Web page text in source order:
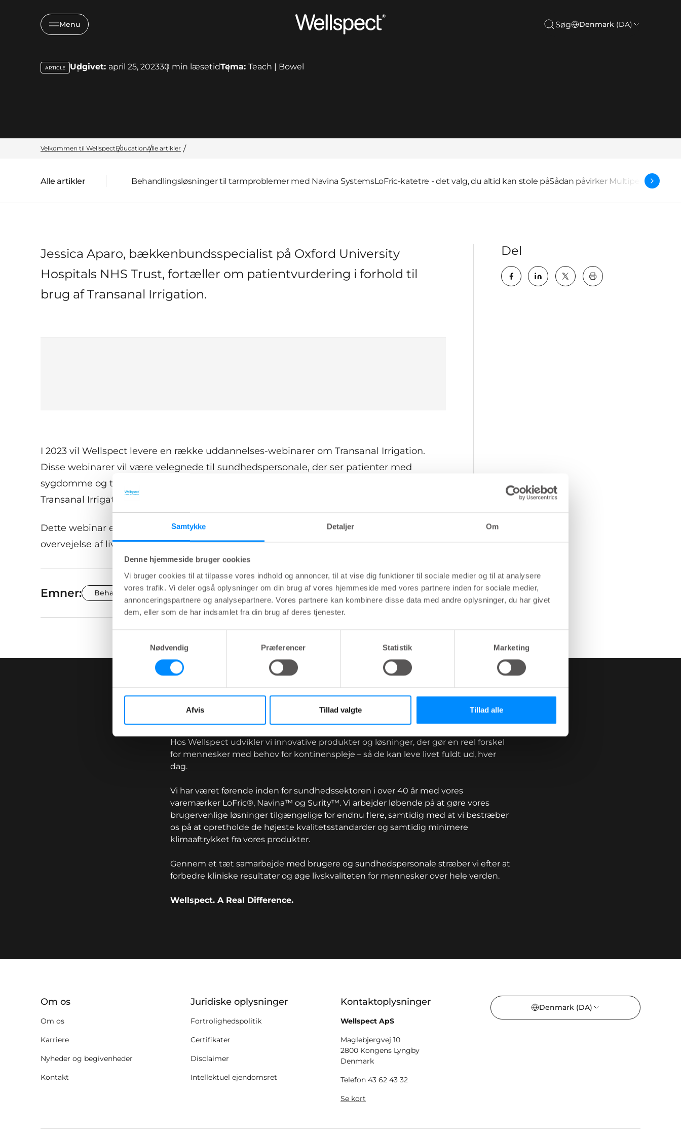
Samtykke Detaljer Om
Denne hjemmeside bruger cookies
Vi bruger cookies til at tilpasse vores indhold og annoncer, til at vise dig funktioner til sociale medier og til at analysere
vores trafik. Vi deler også oplysninger om din brug af vores hjemmeside med vores partnere inden for sociale medier,
annonceringspartnere og analysepartnere. Vores partnere kan kombinere disse data med andre oplysninger, du har givet
dem, eller som de har indsamlet fra din brug af deres tjenester.
Nødvendig
Præferencer Statistik Marketing
Afvis Tillad valgte Tillad alle
Menu
Wellspect
Søg Denmark (DA)
key:global.content-type:
ARTICLE Udgivet: april 25, 202330 min læsetidTema: Teach | Bowel
Velkommen til WellspectEducationAlle artikler
Forside:
Alle artikler Behandlingsløsninger til tarmproblemer med Navina SystemsLoFric-katetre - det valg, du altid kan stole påSådan påvirker Multipel Sklerose
Jessica Aparo, bækkenbundsspecialist på Oxford University
Hospitals NHS Trust, fortæller om patientvurdering i forhold til
brug af Transanal Irrigation.
I 2023 vil Wellspect levere en række uddannelses-webinarer om Transanal Irrigation.
Disse webinarer vil være velegnede til sundhedspersonale, der ser patienter med
sygdomme og tilstande, der forårsager tarmproblemer, og som planlægger at bruge
Transanal Irrigation (TAI) som en metode til at håndtere symptomer.
Dette webinar er det første i serien og vil behandle emnet patientvurdering, herunder
overvejelse af livsstil og kost samt råd om, hvordan man kan støtte patienten.
Emner: Behandlingsmuligheder Tarm Undervis
Del
key:global.print-this-
Wellspect
Hos Wellspect udvikler vi innovative produkter og løsninger, der gør en reel forskel
for mennesker med behov for kontinenspleje – så de kan leve livet fuldt ud, hver
dag.
Vi har været førende inden for sundhedssektoren i over 40 år med vores
varemærker LoFric®, Navina™ og Surity™. Vi arbejder løbende på at gøre vores
brugervenlige løsninger tilgængelige for endnu flere, samtidig med at vi bestræber
os på at opretholde de højeste kvalitetsstandarder og samtidig minimere
klimaaftrykket fra vores produkter.
Gennem et tæt samarbejde med brugere og sundhedspersonale stræber vi efter at
forbedre kliniske resultater og øge livskvaliteten for mennesker over hele verden.
Wellspect. A Real Difference.
Om os
Om os
Karriere
Nyheder og begivenheder
Kontakt
Juridiske oplysninger
Fortrolighedspolitik
Certifikater
Disclaimer
Intellektuel ejendomsret
Kontaktoplysninger
Wellspect ApS
Maglebjergvej 10
2800 Kongens Lyngby
Denmark
Telefon 43 62 43 32
Se kort
Denmark (DA)